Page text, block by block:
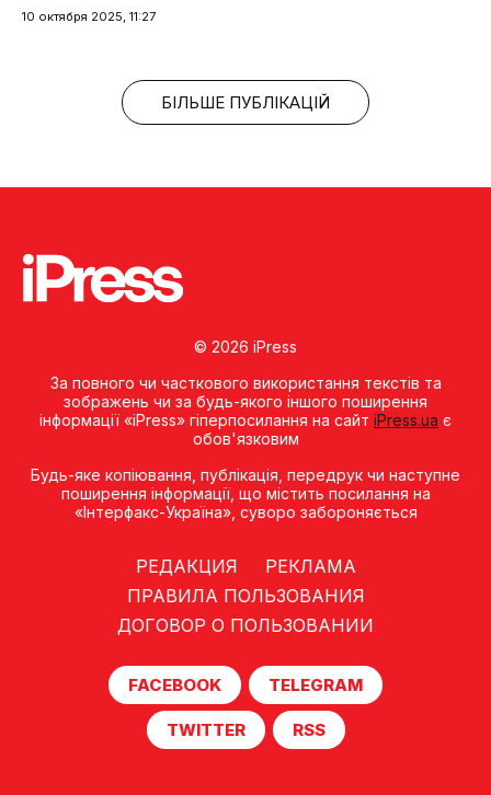
10 октября 2025, 11:27
БІЛЬШЕ ПУБЛІКАЦІЙ
© 2026 iPress
За повного чи часткового використання текстів та
зображень чи за будь-якого іншого поширення
інформації «iPress» гіперпосилання на сайт iPress.ua є
обов'язковим
Будь-яке копiювання, публiкацiя, передрук чи наступне
поширення iнформацiї, що мiстить посилання на
«Iнтерфакс-Україна», суворо забороняється
РЕДАКЦИЯ
РЕКЛАМА
ПРАВИЛА ПОЛЬЗОВАНИЯ
ДОГОВОР О ПОЛЬЗОВАНИИ
FACEBOOK TELEGRAM
TWITTER RSS